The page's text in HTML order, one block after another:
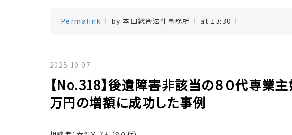
Permalink by 本田総合法律事務所 at 13:30
2025.10.07
【No.318】後遺障害非該当の８０代専業
万円の増額に成功した事例